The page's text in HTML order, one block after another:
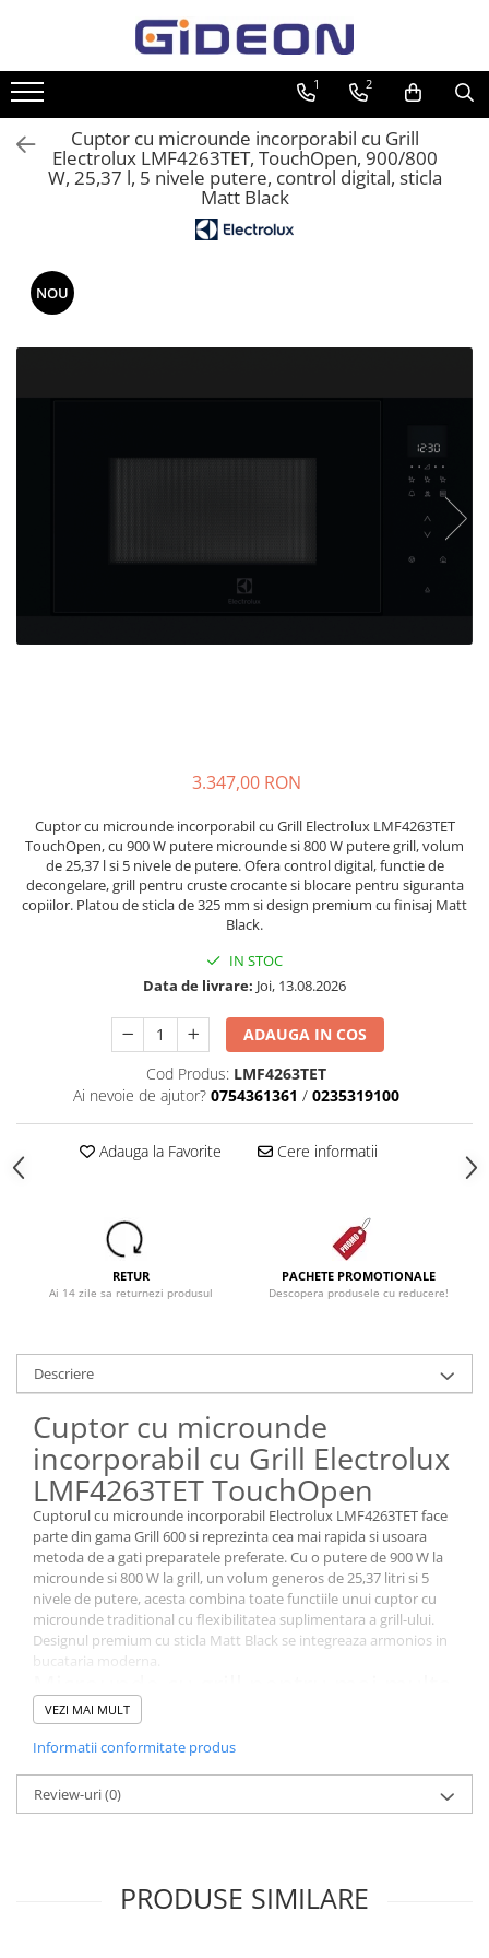
Toate Produsele
Electrocasnice
Electrocasnice mici
Roboti de bucatarie
Cuptoare cu microunde
Hote
Plite
Accesorii Piese Aspiratoare
Accesorii Piese Plite Aragazuri
Accesorii Piese Masini Spalat Rufe
Accesorii Electrocasnice Mici
Filtre Purificatoare Aer
Accesorii Piese Aer Conditionat
Accesorii Audio Hi-Fi
Electrice
Ingrijire personala
Scaune auto copii
GRUPA 0+1 2 3/ 0-36 kg / 0-12 ani
Jucarii si Jocuri
Seturi de constructie
IT&C
Produse curatare IT
Stocare date
Baterii laptop
Cabluri
Retelistica
Sugestii cadou
Resigilate
1 2
Cuptor cu microunde incorporabil cu Grill
Electrolux LMF4263TET, TouchOpen, 900/800
W, 25,37 l, 5 nivele putere, control digital, sticla
Matt Black
NOU
3.347,00 RON
Cuptor cu microunde incorporabil cu Grill Electrolux LMF4263TET
TouchOpen, cu 900 W putere microunde si 800 W putere grill, volum
de 25,37 l si 5 nivele de putere. Ofera control digital, functie de
decongelare, grill pentru cruste crocante si blocare pentru siguranta
copiilor. Platou de sticla de 325 mm si design premium cu finisaj Matt
Black.
IN STOC
Data de livrare: Joi, 13.08.2026
ADAUGA IN COS
Cod Produs: LMF4263TET
Ai nevoie de ajutor? 0754361361 / 0235319100
Adauga la Favorite Cere informatii
RETUR
Ai 14 zile sa returnezi produsul
PACHETE PROMOTIONALE
Descopera produsele cu reducere!
Descriere
Cuptor cu microunde
incorporabil cu Grill Electrolux
LMF4263TET TouchOpen
Cuptorul cu microunde incorporabil Electrolux LMF4263TET face
parte din gama Grill 600 si reprezinta cea mai rapida si usoara
metoda de a gati preparatele preferate. Cu o putere de 900 W la
microunde si 800 W la grill, un volum generos de 25,37 litri si 5
nivele de putere, acesta combina toate functiile unui cuptor cu
microunde traditional cu flexibilitatea suplimentara a grill-ului.
Designul premium cu sticla Matt Black se integreaza armonios in
bucataria moderna.
Microunde cu grill pentru mai multa
flexibilitate
toate avantajele unui cuptor cu microunde, plus functia de grill
pentru a gati preparate cu cruste crocante si delicioase. Instalarea
este simpla, fara a necesita spatiu liber suplimentar.
Microundele, scurtatura din
delicioase. Prin simpla apasare a unui buton poti topi ciocolata,
VEZI MAI MULT
Informatii conformitate produs
Review-uri(0)
PRODUSE SIMILARE